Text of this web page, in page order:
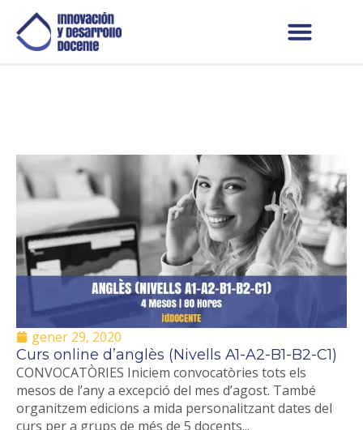
gener 29, 2020
Curs online d’anglès (Nivells A1-A2-B1-B2-C1)
CONVOCATÒRIES Iniciem convocatòries tots els
mesos de l’any a excepció del mes d’agost. També
organitzem edicions a mida personalitzant dates del
curs per a grups de més de 5 docents...